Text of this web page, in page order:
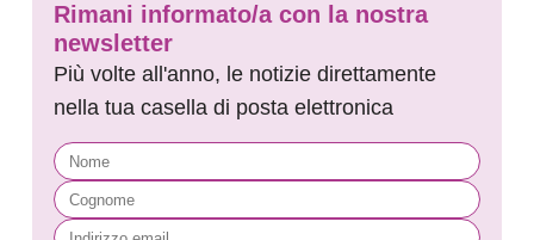
Rimani informato/a con la nostra
newsletter
Più volte all'anno, le notizie direttamente
nella tua casella di posta elettronica